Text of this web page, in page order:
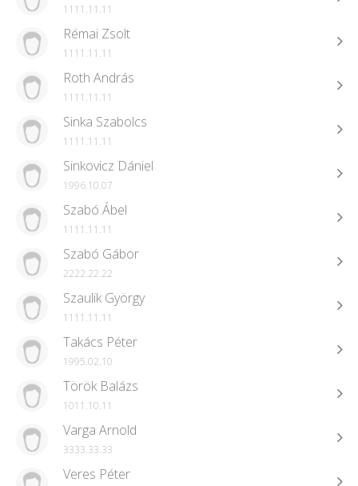
1111.11.11
Rémai Zsolt
1111.11.11
Roth András
1111.11.11
Sinka Szabolcs
1111.11.11
Sinkovicz Dániel
1996.10.07
Szabó Ábel
1111.11.11
Szabó Gábor
2222.22.22
Szaulik György
1111.11.11
Takács Péter
1995.02.10
Török Balázs
1011.10.11
Varga Arnold
3333.33.33
Veres Péter